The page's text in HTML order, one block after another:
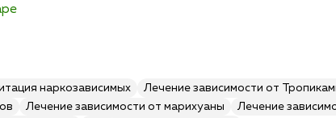
наркозависимых Лечение зависимости от
Лечение зависимости от марихуаны Лечение